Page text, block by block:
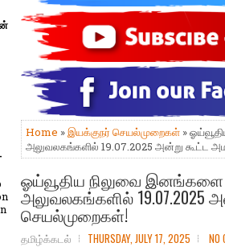
Home »இயக்குநர் செயல்முறைகள் »
அலுவலகங்களில் 19.07.2025 அன்று கூட்ட
ஓய்வூதிய நிலுவை இனங்களை
அலுவலகங்களில் 19.07.2025
செயல்முறைகள்!
தமிழ்க்கடல் THURSDAY, JULY 17, 2025 NO